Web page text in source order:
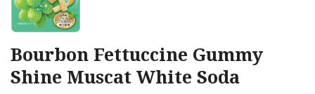
Bourbon Fettuccine Gummy
Shine Muscat White Soda